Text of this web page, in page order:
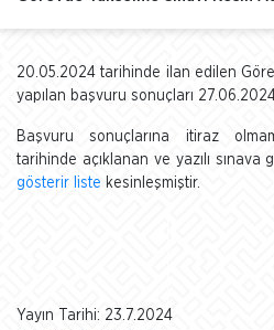
20.05.2024 tarihinde ilan edilen
yapılan başvuru sonuçları
Başvuru sonuçlarına itiraz
tarihinde açıklanan ve yazılı sınava
gösterir liste kesinleşmiştir.
Yayın Tarihi: 23.7.2024